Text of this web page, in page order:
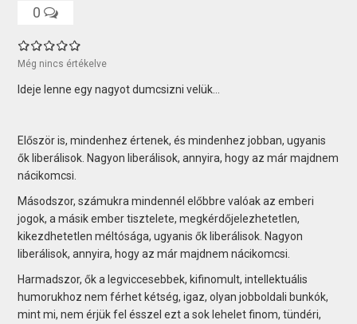
0
Még nincs értékelve
Ideje lenne egy nagyot dumcsizni velük…
Először is, mindenhez értenek, és mindenhez jobban, ugyanis
ők liberálisok. Nagyon liberálisok, annyira, hogy az már majdnem
nácikomcsi.
Másodszor, számukra mindennél előbbre valóak az emberi
jogok, a másik ember tisztelete, megkérdőjelezhetetlen,
kikezdhetetlen méltósága, ugyanis ők liberálisok. Nagyon
liberálisok, annyira, hogy az már majdnem nácikomcsi.
Harmadszor, ők a legviccesebbek, kifinomult, intellektuális
humorukhoz nem férhet kétség, igaz, olyan jobboldali bunkók,
mint mi, nem érjük fel ésszel ezt a sok lehelet finom, tündéri,